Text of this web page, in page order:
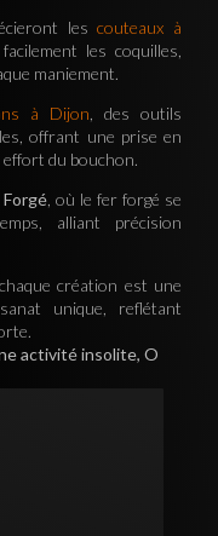
lescouteaux à
les coquilles,
maniement.
à Dijon , des outils
offrant une prise en
du bouchon.
, où le fer forgé se
alliant précision
chaque création est une
unique, reflétant
activité insolite, O